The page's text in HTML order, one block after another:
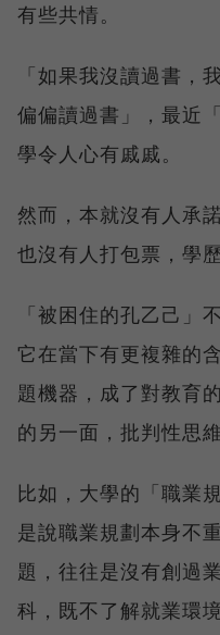
有些共情。
「如果我沒讀過書，
偏偏讀過書」，最近
學令人心有戚戚。
然而，本就沒有人承
也沒有人打包票，學
「被困住的孔乙己」
它在當下有更複雜的
題機器，成了對教育
的另一面，批判性思
比如，大學的「職業
是說職業規劃本身不
題，往往是沒有創過
科，既不了解就業環